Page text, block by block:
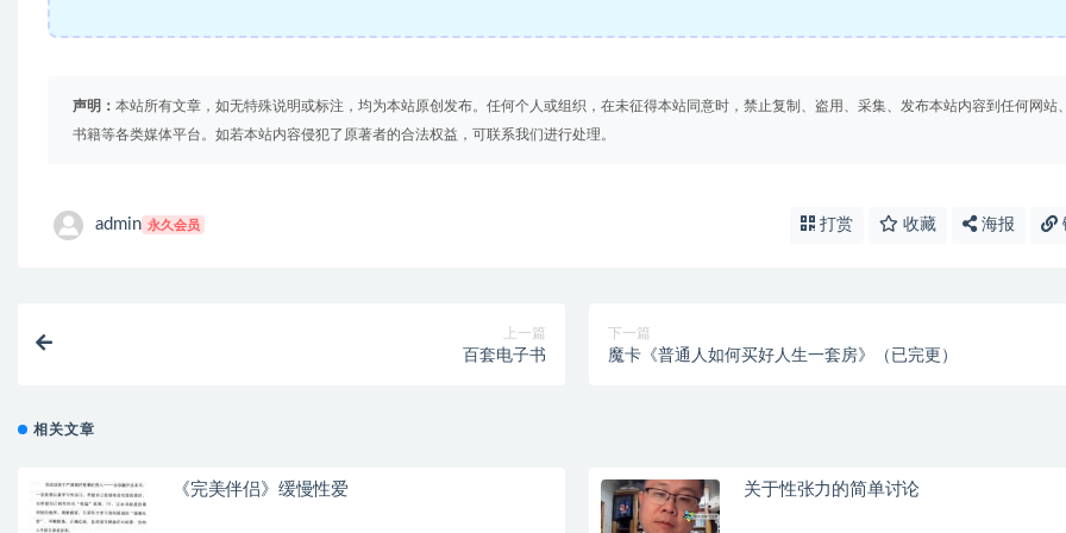
声明： 本站所有文章，如无特殊说明或标注，均为本站原创发布。任何个人或组织，在未征得本站同意时，禁止复制、盗用、采集、发布本站内容到任何网站
书籍等各类媒体平台。如若本站内容侵犯了原著者的合法权益，可联系我们进行处理。
admin 永久会员 打赏 收藏 海报
上一篇
百套电子书
下一篇
魔卡《普通人如何买好人生一套房》（已完更）
相关文章
《完美伴侣》缓慢性爱 关于性张力的简单讨论